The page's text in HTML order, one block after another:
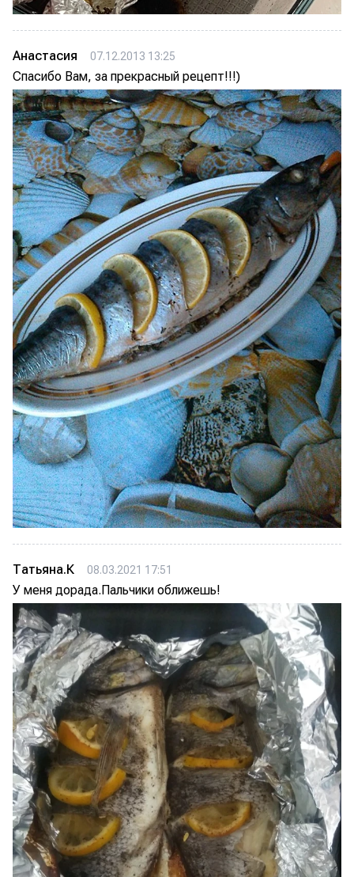
Анастасия 07.12.2013 13:25
Спасибо Вам, за прекрасный рецепт!!!)
Татьяна.К 08.03.2021 17:51
У меня дорада.Пальчики оближешь!